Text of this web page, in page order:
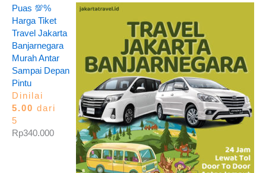
Puas 💯%
Harga Tiket
Travel Jakarta
Banjarnegara
Murah Antar
Sampai Depan
Pintu
Dinilai
5.00 dari
5
Rp340.000